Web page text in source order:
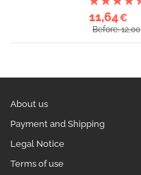
11,64€
Before: 12,00
About us
Payment and Shipping
Legal Notice
Terms of use